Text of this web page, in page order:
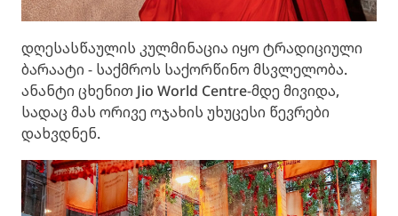
დღესასწაულის კულმინაცია იყო ტრადიციული
ბარაატი - საქმროს საქორწინო მსვლელობა.
ანანტი ცხენით Jio World Centre-მდე მივიდა,
სადაც მას ორივე ოჯახის უხუცესი წევრები
დახვდნენ.